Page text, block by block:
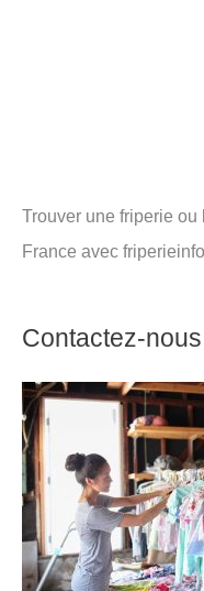
Trouver une friperie
France avec
Contactez-nous